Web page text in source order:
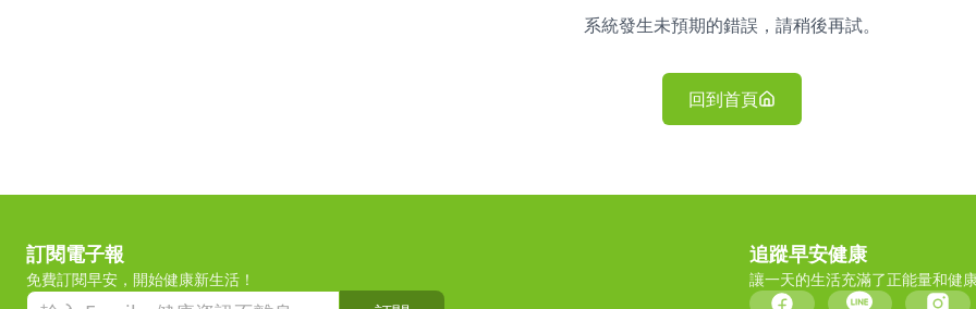
系統發生未預期的錯誤，請稍後再試。
回到首頁
訂閱電子報
免費訂閱早安，開始健康新生活！
追蹤早安健康
讓一天的生活充滿了正能量和健